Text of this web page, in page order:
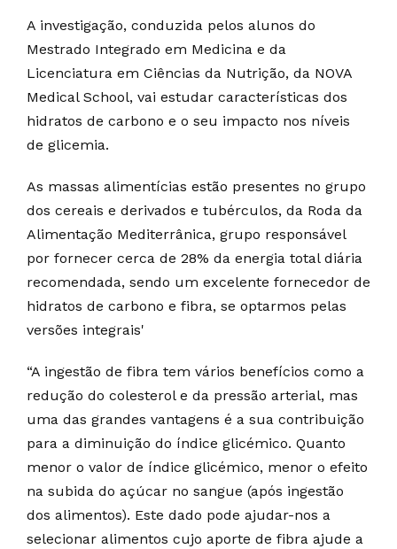
A investigação, conduzida pelos alunos do
Mestrado Integrado em Medicina e da
Licenciatura em Ciências da Nutrição, da NOVA
Medical School, vai estudar características dos
hidratos de carbono e o seu impacto nos níveis
de glicemia.
As massas alimentícias estão presentes no grupo
dos cereais e derivados e tubérculos, da Roda da
Alimentação Mediterrânica, grupo responsável
por fornecer cerca de 28% da energia total diária
recomendada, sendo um excelente fornecedor de
hidratos de carbono e fibra, se optarmos pelas
versões integrais'
“A ingestão de fibra tem vários benefícios como a
redução do colesterol e da pressão arterial, mas
uma das grandes vantagens é a sua contribuição
para a diminuição do índice glicémico. Quanto
menor o valor de índice glicémico, menor o efeito
na subida do açúcar no sangue (após ingestão
dos alimentos). Este dado pode ajudar-nos a
selecionar alimentos cujo aporte de fibra ajude a